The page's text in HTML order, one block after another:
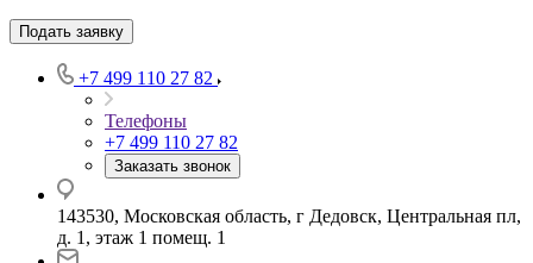
Подать заявку
+7 499 110 27 82
Телефоны
+7 499 110 27 82
Заказать звонок
143530, Московская область, г Дедовск, Центральная пл,
д. 1, этаж 1 помещ. 1